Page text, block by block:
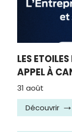
LES
APPEL À
31 août
Découvrir